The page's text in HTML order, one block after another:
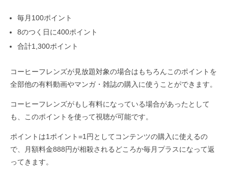
毎月100ポイント
8のつく日に400ポイント
合計1,300ポイント
コーヒーフレンズが見放題対象の場合はもちろんこのポイントを
全部他の有料動画やマンガ・雑誌の購入に使うことができます。
コーヒーフレンズがもし有料になっている場合があったとして
も、このポイントを使って視聴が可能です。
ポイントは1ポイント=1円としてコンテンツの購入に使えるの
で、月額料金888円が相殺されるどころか毎月プラスになって返
ってきます。